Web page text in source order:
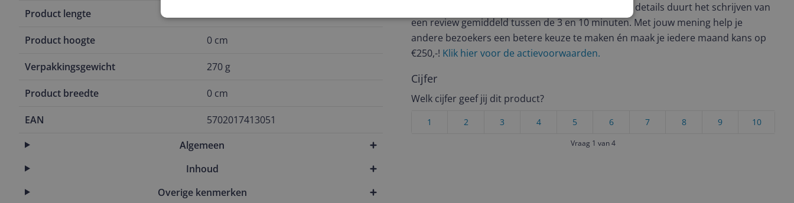
Product lengte
Product hoogte 0 cm
Verpakkingsgewicht 270 g
Product breedte 0 cm
EAN
5702017413051
Algemeen
Inhoud
Overige kenmerken
met het schrijven van je review. Afhankelijk van de details duurt het schrijven van
een review gemiddeld tussen de 3 en 10 minuten. Met jouw mening help je
andere bezoekers een betere keuze te maken én maak je iedere maand kans op
€250,-! Klik hier voor de actievoorwaarden.
Cijfer
Welk cijfer geef jij dit product?
10
9
8
7
6
5
4
3
2
1
Vraag 1 van 4